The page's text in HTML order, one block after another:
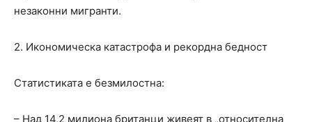
незаконни мигранти.
2. Икономическа катастрофа и рекордна бедност
Статистиката е безмилостна:
– Над 14,2 милиона британци живеят в „относителна